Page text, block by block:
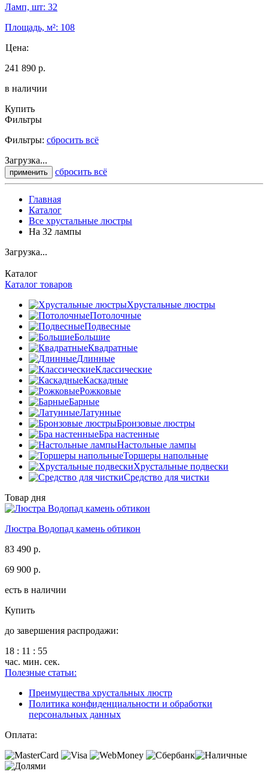
Ламп, шт: 32
Площадь, м²: 108
Цена:
241 890 р.
в наличии
Купить
Фильтры
Фильтры: сбросить всё
Загрузка...
применить сбросить всё
Главная
Каталог
Все хрустальные люстры
На 32 лампы
Загрузка...
Каталог
Каталог товаров
Хрустальные люстры
Потолочные
Подвесные
Большие
Квадратные
Длинные
Классические
Каскадные
Рожковые
Барные
Латунные
Бронзовые люстры
Бра настенные
Настольные лампы
Торшеры напольные
Хрустальные подвески
Средство для чистки
Товар дня
Люстра Водопад камень обтикон
83 490 р.
69 900 р.
есть в наличии
Купить
до завершения распродажи:
18 : 11 : 55
час. мин. сек.
Полезные статьи:
Преимущества хрустальных люстр
Политика конфиденциальности и обработки
персональных данных
Оплата: